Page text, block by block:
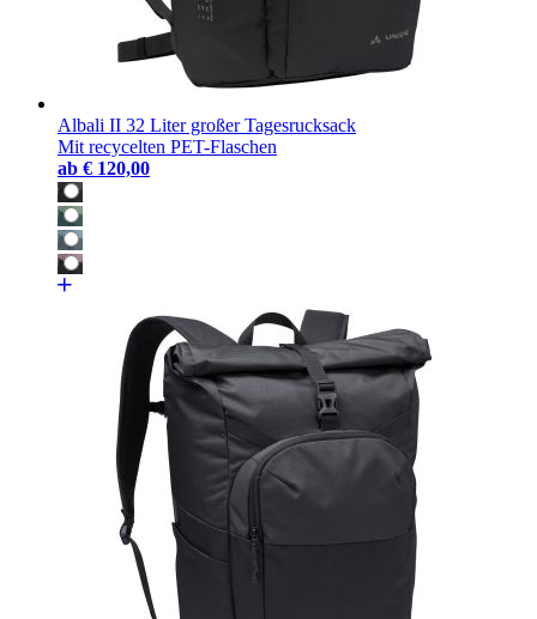
Albali II 32 Liter großer Tagesrucksack
Mit recycelten PET-Flaschen
ab € 120,00